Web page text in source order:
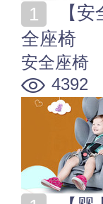
全座椅
安全座椅
4392